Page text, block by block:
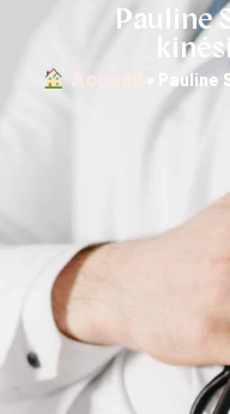
Pauline
︎ Accueil